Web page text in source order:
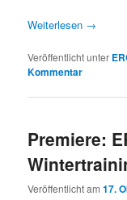
Weiterlesen →
Veröffentlicht unter
Kommentar
Premiere:
Veröffentlicht am17.